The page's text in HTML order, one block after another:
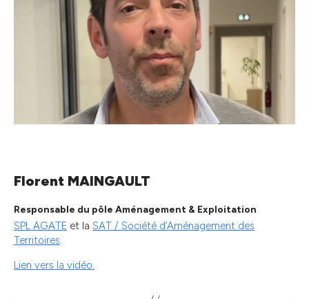
Florent MAINGAULT
Responsable du pôle Aménagement & Exploitation
SPL AGATE et la SAT / Société d’Aménagement des
Territoires.
Lien vers la vidéo.